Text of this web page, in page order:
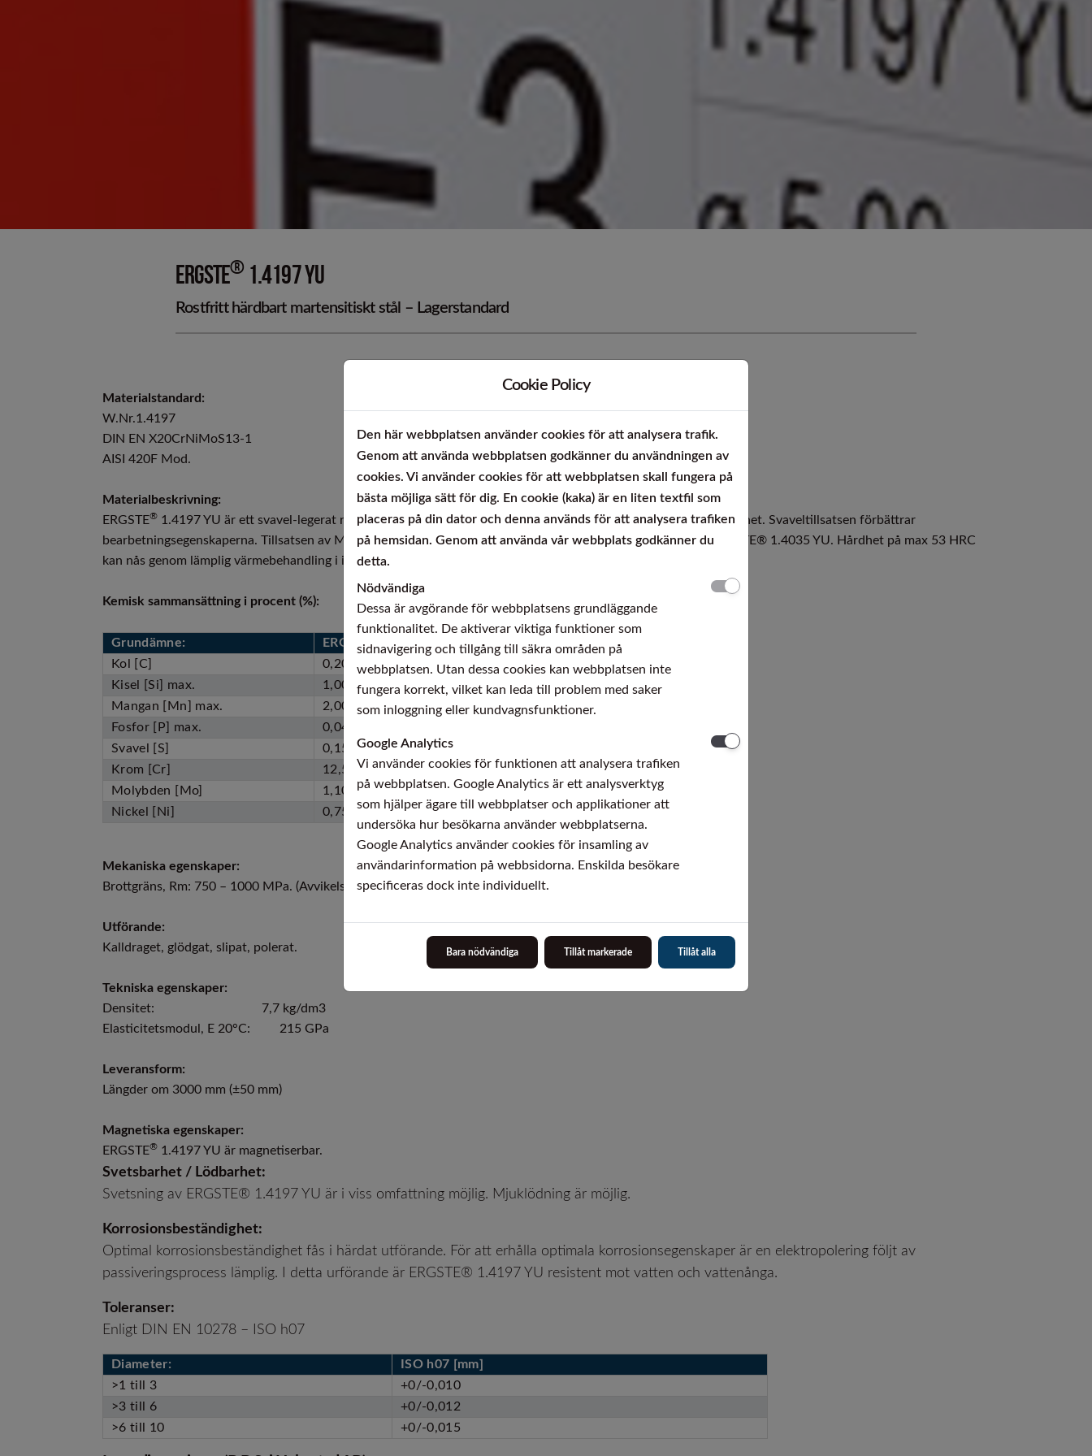
Kallformade profiler Plåt speciallegeringar
EN 1.4542 (17-4PH)
Seghärdningsstål
34CrNiMoS6 +QT +C
Specialmaterial
HASTELLOY® B-3® alloy
HASTELLOY® C-22® alloy
ALLOY C-4
HAYNES® 242® alloy
Ti Gr.2 - Ergitan® 3.7035MG
Ti6Al4V-ELI
Verktygsstål / Snabbstål
ERGSTE® 1.4197 YU
Rostfritt härdbart martensitiskt stål – Lagerstandard
Materialstandard:
W.Nr.1.4197
DIN EN X20CrNiMoS13-1
AISI 420F Mod.
Materialbeskrivning:
ERGSTE® 1.4197 YU är ett svavel-legerat rostfritt martensitiskt stål med 13% Krom och hög korrosionsbeständighet. Svaveltillsatsen förbättrar
bearbetningsegenskaperna. Tillsatsen av Molybden medför högre korrosionsbeständighet i jämförelse med ERGSTE® 1.4035 YU. Hårdhet på max 53 HRC
kan nås genom lämplig värmebehandling i ideala härdningsförhållanden.
Kemisk sammansättning i procent (%):
Grundämne: ERGSTE
1.4197 YU
Kol [C]
0,20 – 0,26
Kisel [Si] max.
1,00
Mangan [Mn] max.
2,00
Fosfor [P] max.
0,040
Svavel [S]
0,15 – 0,27
Krom [Cr]
12,50 – 14,00
Molybden [Mo]
1,10 – 1,50
Nickel [Ni]
0,75 – 1,50
Mekaniska egenskaper:
Brottgräns, Rm: 750 – 1000 MPa. (Avvikelser kan förekomma, se lagerdimensioner)
Utförande:
Kalldraget, glödgat, slipat, polerat.
Tekniska egenskaper:
Densitet: 7,7 kg/dm3
Elasticitetsmodul, E 20°C: 215 GPa
Leveransform:
Längder om 3000 mm (±50 mm)
Magnetiska egenskaper:
ERGSTE® 1.4197 YU är magnetiserbar.
Svetsbarhet / Lödbarhet:
Svetsning av ERGSTE® 1.4197 YU är i viss omfattning möjlig. Mjuklödning är möjlig.
Korrosionsbeständighet:
Optimal korrosionsbeständighet fås i härdat utförande. För att erhålla optimala korrosionsegenskaper är en elektropolering följt av
passiveringsprocess lämplig. I detta urförande är ERGSTE® 1.4197 YU resistent mot vatten och vattenånga.
Toleranser:
Enligt DIN EN 10278 – ISO h07
Diameter:
ISO h07 [mm]
>1 till 3
+0/-0,010
>3 till 6
+0/-0,012
>6 till 10
+0/-0,015
Cookie Policy
Den här webbplatsen använder cookies för att analysera trafik.
Genom att använda webbplatsen godkänner du användningen av
cookies. Vi använder cookies för att webbplatsen skall fungera på
bästa möjliga sätt för dig. En cookie (kaka) är en liten textfil som
placeras på din dator och denna används för att analysera trafiken
på hemsidan. Genom att använda vår webbplats godkänner du
detta.
Nödvändiga
Dessa är avgörande för webbplatsens grundläggande
funktionalitet. De aktiverar viktiga funktioner som
sidnavigering och tillgång till säkra områden på
webbplatsen. Utan dessa cookies kan webbplatsen inte
fungera korrekt, vilket kan leda till problem med saker
som inloggning eller kundvagnsfunktioner.
Google Analytics
Vi använder cookies för funktionen att analysera trafiken
på webbplatsen. Google Analytics är ett analysverktyg
som hjälper ägare till webbplatser och applikationer att
undersöka hur besökarna använder webbplatserna.
Google Analytics använder cookies för insamling av
användarinformation på webbsidorna. Enskilda besökare
specificeras dock inte individuellt.
Bara nödvändiga Tillåt markerade Tillåt alla